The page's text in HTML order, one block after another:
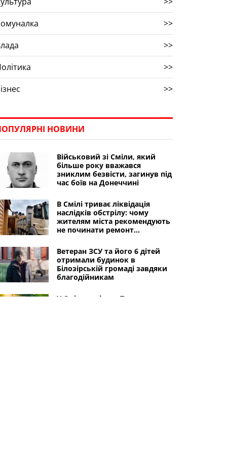
>>
>>
>>
>>
НОВИНИ
Військовий зі Сміли, який
більше року вважався
зниклим безвісти, загинув під
час боїв на Донеччині
В Смілі триває ліквідація
наслідків обстрілу: чому
жителям міста рекомендують
не починати ремонт
Ветеран ЗСУ та його 6 дітей
отримали будинок в
Білозірській громаді завдяки
благодійникам
У Смілу завітає «Парк